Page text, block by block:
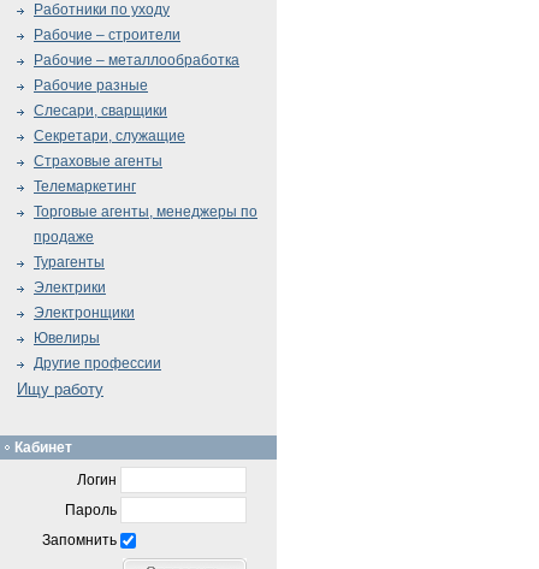
Работники по уходу
Рабочие – строители
Рабочие – металлообработка
Рабочие разные
Слесари, сварщики
Секретари, служащие
Страховые агенты
Телемаркетинг
Торговые агенты, менеджеры по
продаже
Турагенты
Электрики
Электронщики
Ювелиры
Другие профессии
Ищу работу
Кабинет
Логин
Пароль
Запомнить